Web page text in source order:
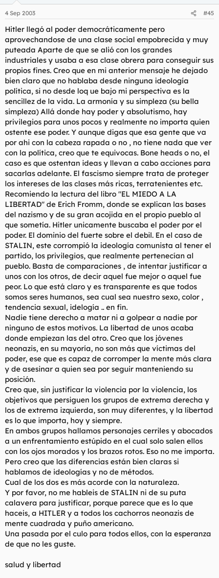
4 Sep 2003 #45
Hitler llegó al poder democráticamente pero
aprovechandose de una clase social empobrecida y muy
puteada Aparte de que se alió con los grandes
industriales y usaba a esa clase obrera para conseguir sus
propios fines. Creo que en mi anterior mensaje he dejado
bien claro que no hablaba desde ninguna ideología
política, si no desde loq ue bajo mi perspectiva es la
sencillez de la vida. La armonía y su simpleza (su bella
simpleza) Allá donde hay poder y absolutismo, hay
privilegios para unos pocos y realmente no importa quien
ostente ese poder. Y aunque digas que esa gente que va
por ahi con la cabeza rapada o no , no tiene nada que ver
con la política, creo que te equivocas. Bone heads o no, el
caso es que ostentan ideas y llevan a cabo acciones para
sacarlas adelante. El fascismo siempre trata de proteger
los intereses de las clases más ricas, terratenientes etc.
Recomiendo la lectura del libro "EL MIEDO A LA
LIBERTAD" de Erich Fromm, donde se explican las bases
del nazismo y de su gran acojida en el propio pueblo al
que sometía. Hitler unicamente buscaba el poder por el
poder. El dominio del fuerte sobre el debil. En el caso de
STALIN, este corrompió la ideología comunista al tener el
partido, los privilegios, que realmente pertenecían al
pueblo. Basta de comparaciones , de intentar justificar a
unos con los otros, de decir aquel fue mejor o aquel fue
peor. Lo que está claro y es transparente es que todos
somos seres humanos, sea cual sea nuestro sexo, color ,
tendencia sexual, idelogía .. en fin.
Nadie tiene derecho a matar ni a golpear a nadie por
ninguno de estos motivos. La libertad de unos acaba
donde empiezan las del otro. Creo que los jóvenes
neonazis, en su mayoría, no son más que víctimas del
poder, ese que es capaz de corromper la mente más clara
y de asesinar a quien sea por seguir manteniendo su
posición.
Creo que, sin justificar la violencia por la violencia, los
objetivos que persiguen los grupos de extrema derecha y
los de extrema izquierda, son muy diferentes, y la libertad
es lo que importa, hoy y siempre.
En ambos grupos hallamos personajes cerriles y abocados
a un enfrentamiento estúpido en el cual solo salen ellos
con los ojos morados y los brazos rotos. Eso no me importa.
Pero creo que las diferencias están bien claras si
hablamos de ideologías y no de métodos.
Cual de los dos es más acorde con la naturaleza.
Y por favor, no me hableis de STALIN ni de su puta
calavera para justificar, porque parece que es lo que
haceis, a HITLER y a todos los cachorros neonazis de
mente cuadrada y puño americano.
Una pasada por el culo para todos ellos, con la esperanza
de que no les guste.
salud y libertad